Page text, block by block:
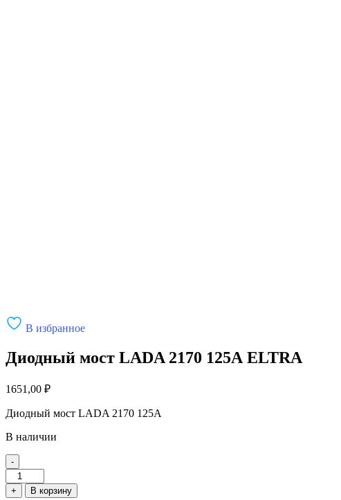
В избранное
Диодный мост LADA 2170 125А ELTRA
1651,00 ₽
Диодный мост LADA 2170 125А
В наличии
-
Количество
товара
+ В корзину